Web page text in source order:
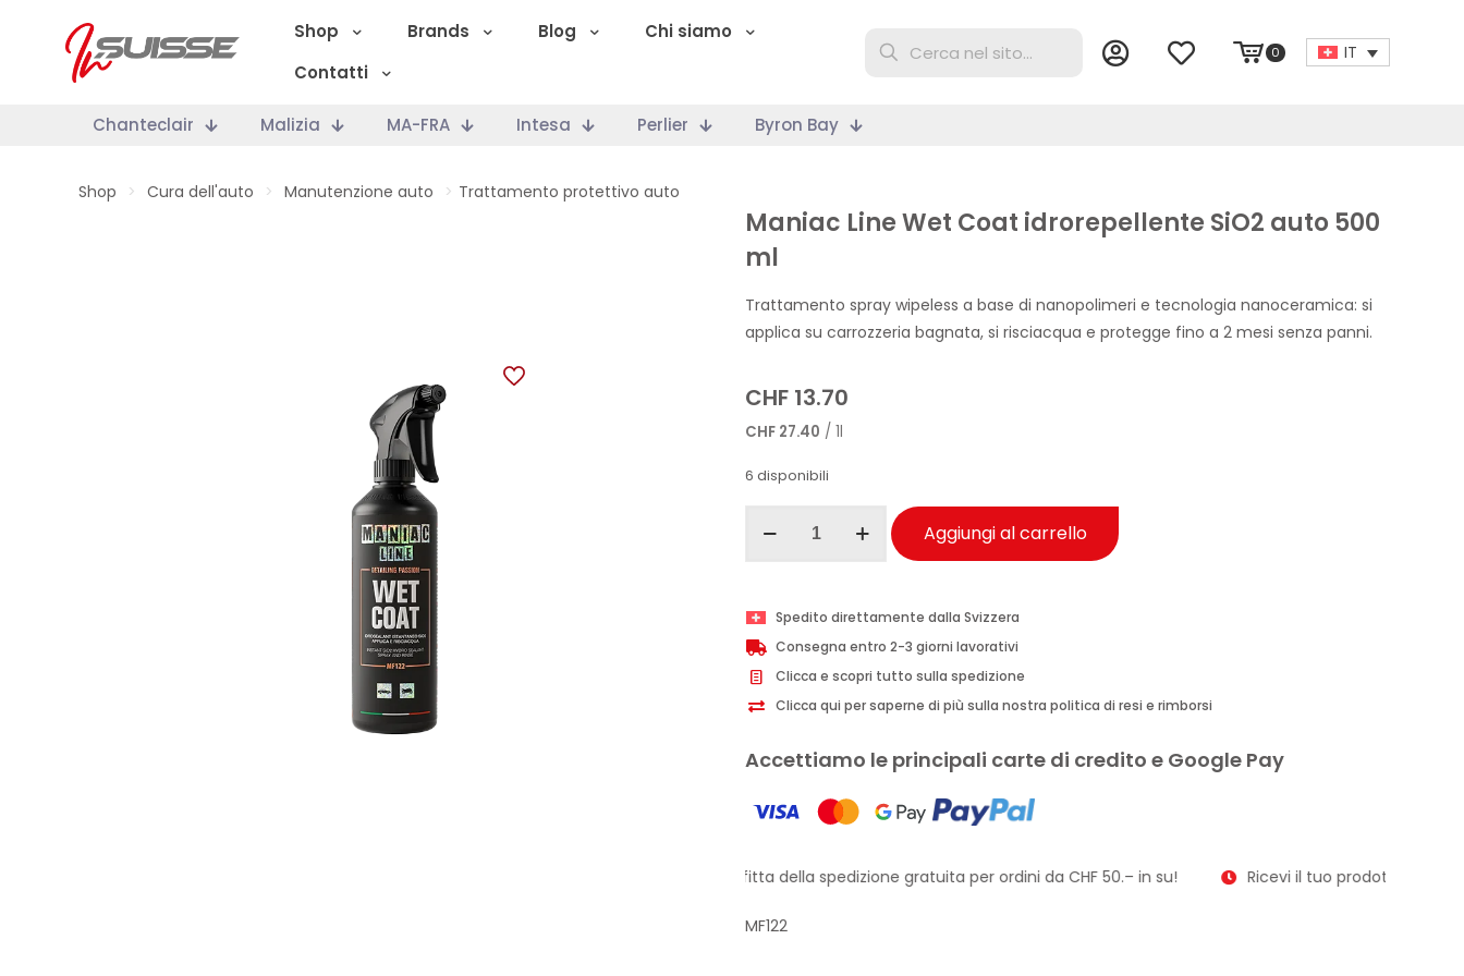
Shop Brands Blog
Chi siamo
Contatti
0 IT
Chanteclair Malizia MA-FRA Intesa Perlier Byron Bay
Shop > Cura dell'auto > Manutenzione auto > Trattamento protettivo auto
Maniac Line Wet Coat idrorepellente SiO2 auto 500
ml
Trattamento spray wipeless a base di nanopolimeri e tecnologia nanoceramica: si
applica su carrozzeria bagnata, si risciacqua e protegge fino a 2 mesi senza panni.
CHF 13.70
CHF 27.40 / 1l
6 disponibili
idrorepellente
SiO2
auto
500
quantità
Aggiungi al carrello
Spedito direttamente dalla Svizzera
Consegna entro 2-3 giorni lavorativi
Clicca e scopri tutto sulla spedizione
Clicca qui per saperne di più sulla nostra politica di resi e rimborsi
Accettiamo le principali carte di credito e Google Pay
Approfitta della spedizione gratuita per ordini da CHF 50.– in su! Ricevi il tuo prodotto in soli
MF122